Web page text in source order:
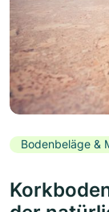
Bodenbeläge &